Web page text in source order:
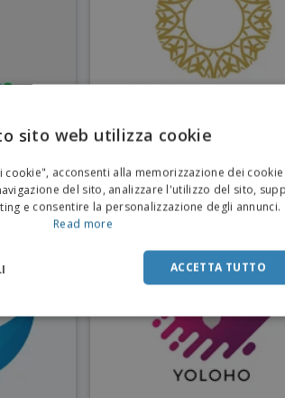
sito web utilizza cookie
cookie", acconsenti alla memorizzazione dei
del sito, analizzare l'utilizzo del sito,
e consentire la personalizzazione degli annunci.
Read more
ACCETTA TUTTO